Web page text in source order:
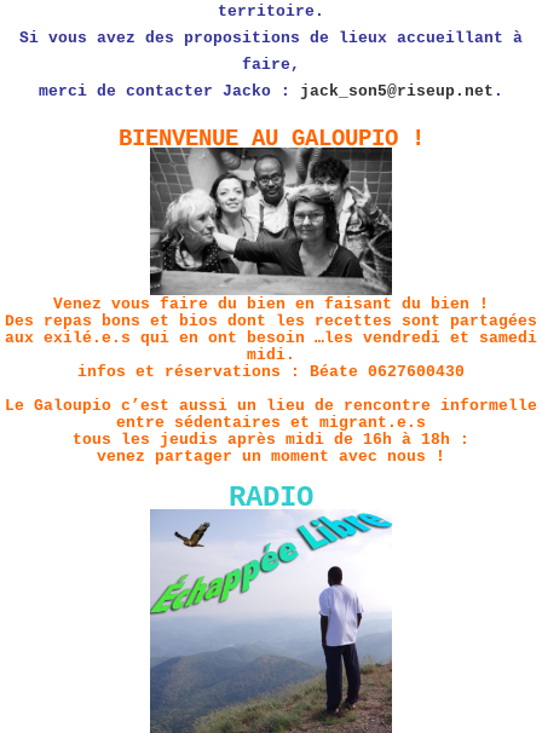
territoire.
Si vous avez des propositions de lieux accueillant à
faire,
merci de contacter Jacko : jack_son5@riseup.net .
BIENVENUE AU GALOUPIO !
Venez vous faire du bien en faisant du bien !
Des repas bons et bios dont les recettes sont partagées
aux exilé.e.s qui en ont besoin …les vendredi et samedi
midi.
infos et réservations : Béate 0627600430
Le Galoupio c’est aussi un lieu de rencontre informelle
entre sédentaires et migrant.e.s
tous les jeudis après midi de 16h à 18h :
venez partager un moment avec nous !
RADIO